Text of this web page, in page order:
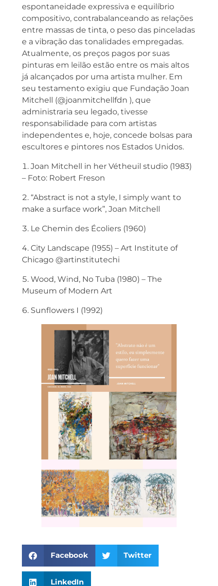
espontaneidade expressiva e equilíbrio
compositivo, contrabalanceando as relações
entre massas de tinta, o peso das pinceladas
e a vibração das tonalidades empregadas.
Atualmente, os preços pagos por suas
pinturas em leilão estão entre os mais altos
já alcançados por uma artista mulher. Em
seu testamento exigiu que Fundação Joan
Mitchell (@joanmitchellfdn ), que
administraria seu legado, tivesse
responsabilidade para com artistas
independentes e, hoje, concede bolsas para
escultores e pintores nos Estados Unidos.
Joan Mitchell in her Vétheuil studio (1983)
– Foto: Robert Freson
“Abstract is not a style, I simply want to
make a surface work”, Joan Mitchell
Le Chemin des Écoliers (1960)
City Landscape (1955) – Art Institute of
Chicago @artinstitutechi
Wood, Wind, No Tuba (1980) – The
Museum of Modern Art
Sunflowers I (1992)
Facebook Twitter
LinkedIn